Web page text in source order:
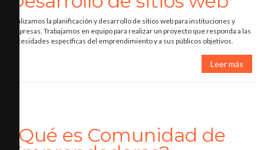
Realizamos la planificación y desarrollo de sitios web para instituciones y
empresas. Trabajamos en equipo para realizar un proyecto que responda a las
necesidades específicas del emprendimiento y a sus públicos objetivos.
Leer más
¿Qué es Comunidad de